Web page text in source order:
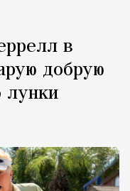
в
добрую
лунки